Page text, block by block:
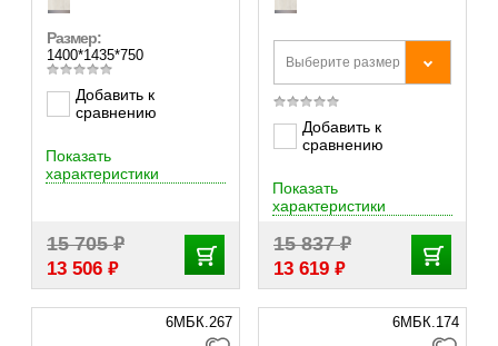
Размер:
1400*1435*750
Добавить к
сравнению
15 705₽
13 506 ₽
Показать
характеристики
Выберите размер
Добавить к
сравнению
15 837₽
13 619 ₽
Показать
характеристики
6МБК.267 6МБК.174